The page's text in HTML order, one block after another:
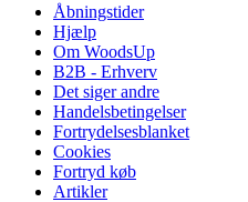
Åbningstider
Hjælp
Om WoodsUp
B2B - Erhverv
Det siger andre
Handelsbetingelser
Fortrydelsesblanket
Cookies
Fortryd køb
Artikler